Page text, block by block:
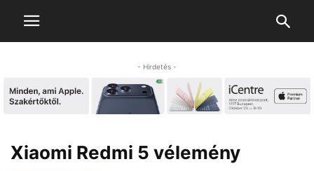
- Hirdetés -
Xiaomi Redmi 5 vélemény